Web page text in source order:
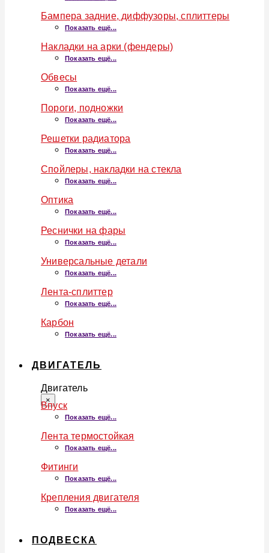
Бампера задние, диффузоры, сплиттеры
Показать ещё...
Накладки на арки (фендеры)
Показать ещё...
Обвесы
Показать ещё...
Пороги, подножки
Показать ещё...
Решетки радиатора
Показать ещё...
Спойлеры, накладки на стекла
Показать ещё...
Оптика
Показать ещё...
Реснички на фары
Показать ещё...
Универсальные детали
Показать ещё...
Лента-сплиттер
Показать ещё...
Карбон
Показать ещё...
ДВИГАТЕЛЬ
Двигатель
×
Впуск
Показать ещё...
Лента термостойкая
Показать ещё...
Фитинги
Показать ещё...
Крепления двигателя
Показать ещё...
ПОДВЕСКА